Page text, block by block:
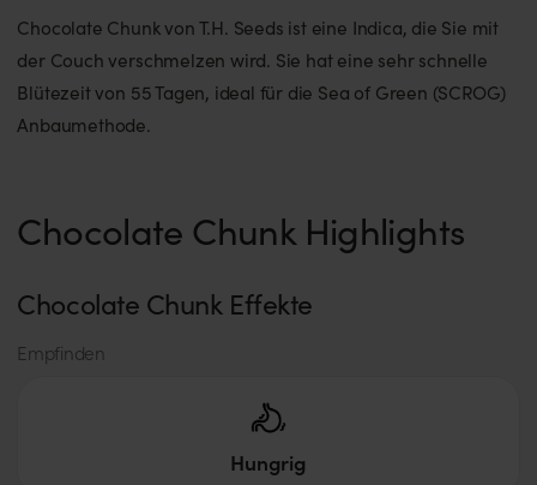
Chocolate Chunk von T.H. Seeds ist eine Indica, die Sie mit
der Couch verschmelzen wird. Sie hat eine sehr schnelle
Blütezeit von 55 Tagen, ideal für die Sea of Green (SCROG)
Anbaumethode.
Chocolate Chunk Highlights
Chocolate Chunk Effekte
Empfinden
Hungrig